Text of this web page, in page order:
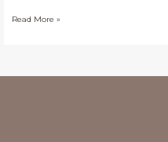
Read More »